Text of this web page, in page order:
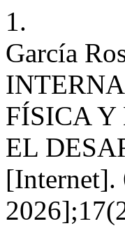
1.
García
FÍSICA Y
EL
[Internet].